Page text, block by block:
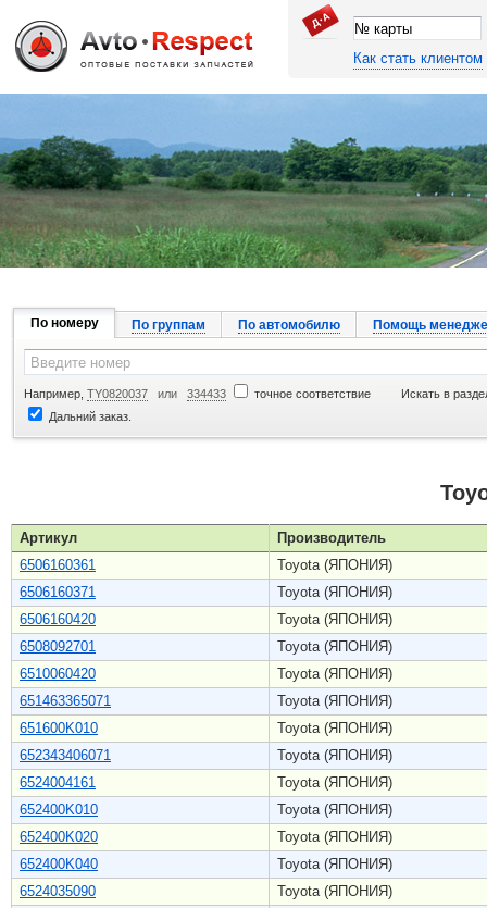
Джапан Авто
Как стать клиентом
По номеру По группам По автомобилю Помощь
Например, TY0820037 или 334433 точное соответствие
Искать в
Дальний заказ.
Артикул
Производитель
6506160361
Toyota (ЯПОНИЯ)
6506160371
Toyota (ЯПОНИЯ)
6506160420
Toyota (ЯПОНИЯ)
6508092701
Toyota (ЯПОНИЯ)
6510060420
Toyota (ЯПОНИЯ)
651463365071
Toyota (ЯПОНИЯ)
651600K010
Toyota (ЯПОНИЯ)
652343406071
Toyota (ЯПОНИЯ)
6524004161
Toyota (ЯПОНИЯ)
652400K010
Toyota (ЯПОНИЯ)
652400K020
Toyota (ЯПОНИЯ)
652400K040
Toyota (ЯПОНИЯ)
6524035090
Toyota (ЯПОНИЯ)